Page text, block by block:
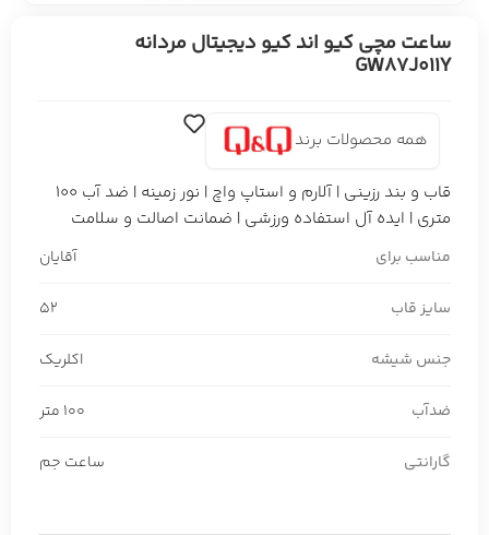
ساعت مچی کیو اند کیو دیجیتال مردانه
GW87J011Y
همه محصولات برند
قاب و بند رزینی | آلارم و استاپ واچ | نور زمینه | ضد آب 100
متری | ایده آل استفاده ورزشی | ضمانت اصالت و سلامت
مناسب برای آقایان
سایز قاب 52
جنس شیشه اکلریک
ضدآب 100 متر
گارانتی ساعت جم